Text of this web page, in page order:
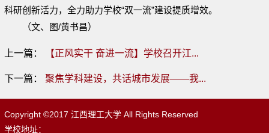
科研创新活力，全力助力学校“双一流”建设提质增效。
（文、图/黄书昌）
上一篇： 【正风实干 奋进一流】学校召开江...
下一篇： 聚焦学科建设，共话城市发展——我...
Copyright ©2017 江西理工大学 All Rights Reserved
学校地址：